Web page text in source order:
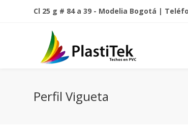
Cl 25 g # 84 a 39 - Modelia Bogotá |
Perfil Vigueta